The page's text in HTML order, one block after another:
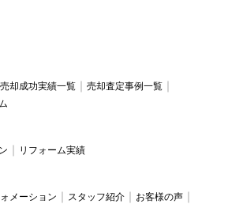
売却成功実績一覧
売却査定事例一覧
リフォーム実績
メーション スタッフ紹介
お客様の声